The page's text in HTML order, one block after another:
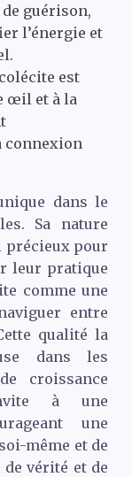
guérison,
l’énergie et
est
œil et à la
dans le
Sa nature
précieux pour
leur pratique
comme une
entre
qualité la
dans les
croissance
à une
une
même et de
vérité et de